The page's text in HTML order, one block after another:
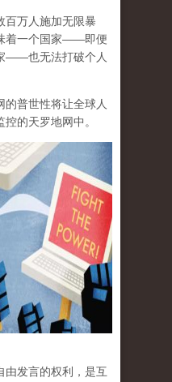
百万人施加无限暴
着一个国家——即便
——也无法打破个人
普世性将让全球人
的天罗地网中。
由发言的权利，是互